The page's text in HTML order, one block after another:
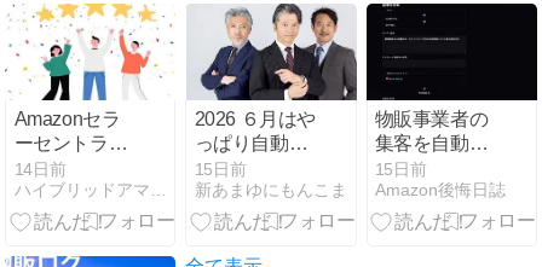
も
る計算・影響
早見表
Amazonセラ
ーセントラル
でできる超絶
便利な使い方
５選！意外と
14日前
2026 ６月はや
っぱり自動売
買だよね
15日前
新あまゆにもんこま
物販事業者の
集客を自動化
する｜SNS×
ブログをAIで
まとめて運用
15日前
Amazon後悔日誌